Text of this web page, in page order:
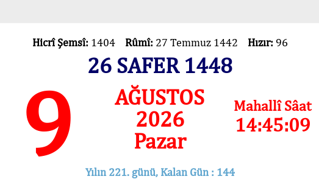
Hicrî Şemsî: 1404 Rûmî: 27 Temmuz 1442 Hızır: 96
26 SAFER 1448
9
AĞUSTOS
2026
Pazar
Mahallî Sâat
14:45:09
Yılın 221. günü, Kalan Gün : 144